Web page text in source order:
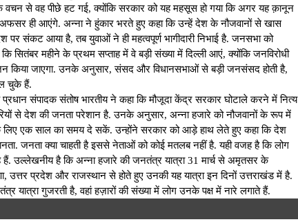
से वह पीछे हट गई, क्योंकि सरकार को यह महसूस हो गया कि अगर यह क़ानून
अफसर ही आएंगे. अन्ना ने हुंकार भरते हुए कहा कि उन्हें देश के नौजवानों से खास
पर संकट आया है, तब युवाओं ने ही महत्वपूर्ण भागीदारी निभाई है. जनसभा को
सितंबर महीने के प्रथम सप्ताह में वे बड़ी संख्या में दिल्ली आएं, क्योंकि जनविरोधी
जाएगा. उनके अनुसार, संसद और विधानसभाओं से बड़ी जनसंसद होती है,
चुके हैं.
प्रधान संपादक संतोष भारतीय ने कहा कि मौजूदा केंद्र सरकार घोटाले करने में नित्य
से देश की जनता परेशान है. उनके अनुसार, अन्ना हजारे को नौजवानों के रूप में
एक साल का समय दे सकें. उन्होंने सरकार को आड़े हाथ लेते हुए कहा कि देश
जनता क्या चाहती है इससे नेताओं को कोई मतलब नहीं है. यही वजह है कि लोग
उल्लेखनीय है कि अन्ना हजारे की जनतंत्र यात्रा 31 मार्च से अमृतसर के
उत्तर प्रदेश और राजस्थान से होते हुए उनकी यह यात्रा इन दिनों उत्तराखंड में है.
यात्रा गुजरती है, वहां हज़ारों की संख्या में लोग उनके पक्ष में नारे लगाते हैं.